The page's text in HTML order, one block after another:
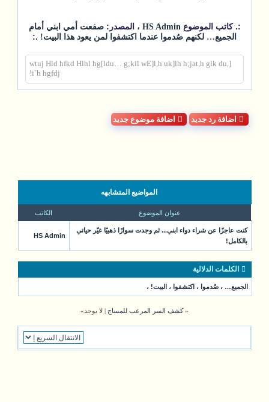
:. كاتب الموضوع HS Admin ، المصدر:صفعت أمي ابني أمام
الجميع… لكنهم صُدموا عندما اكتشفوا لمن يعود هذا البيت! .:
wtuj Hld hfkd Hlhl hg[ldu… g;kil wE]l,h uk]lh h;jat,h glk du,]
i`h hgfdj!
اضافة رد جديد اضافة موضوع جديد
المواضيع المتشابهه
عنوان الموضوع الكاتب
كنت عاجزًا عن شراء دواء ابني... ثم وجدت سوارًا ذهبيًا غيّر حياتي
بالكامل!
HS Admin
الكلمات الدلالية
الجميع… ،صُدموا ، اكتشفوا ، البيت! ،
«كشف السر المرعب للمساج | لا يوجد»